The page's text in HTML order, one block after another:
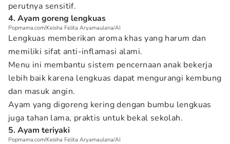
perutnya sensitif.
4. Ayam goreng lengkuas
Popmama.com/Keisha Felita Aryamaulana/AI
Lengkuas memberikan aroma khas yang harum dan
memiliki sifat anti-inflamasi alami.
Menu ini membantu sistem pencernaan anak bekerja
lebih baik karena lengkuas dapat mengurangi kembung
dan masuk angin.
Ayam yang digoreng kering dengan bumbu lengkuas
juga tahan lama, praktis untuk bekal sekolah.
5. Ayam teriyaki
Popmama.com/Keisha Felita Aryamaulana/AI